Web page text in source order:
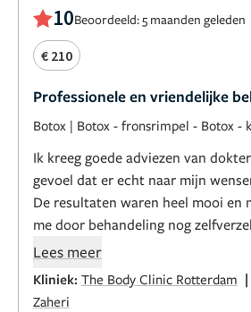
10Beoordeeld: 5 maanden geleden
€ 210
Professionele en vriendelijke
Botox | Botox - fronsrimpel - Botox -
Ik kreeg goede adviezen van
gevoel dat er echt naar mijn
De resultaten waren heel mooi en
me door behandeling nog
zeker terug.
Lees meer
Kliniek: The Body Clinic Rotterdam |
Zaheri